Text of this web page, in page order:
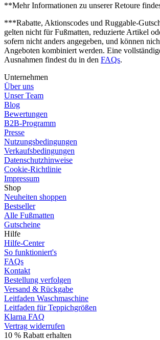
**Mehr Informationen zu unserer Retoure
***Rabatte, Aktionscodes und Ruggable-
gelten nicht für Fußmatten, reduzierte Artikel
sofern nicht anders angegeben, und können
Angeboten kombiniert werden. Eine
Ausnahmen findest du in den FAQs.
Unternehmen
Über uns
Unser Team
Blog
Bewertungen
B2B-Programm
Presse
Nutzungsbedingungen
Verkaufsbedingungen
Datenschutzhinweise
Cookie-Richtlinie
Impressum
Shop
Neuheiten shoppen
Bestseller
Alle Fußmatten
Gutscheine
Hilfe
Hilfe-Center
So funktioniert's
FAQs
Kontakt
Bestellung verfolgen
Versand & Rückgabe
Leitfaden Waschmaschine
Leitfaden für Teppichgrößen
Klarna FAQ
Vertrag widerrufen
10 % Rabatt erhalten